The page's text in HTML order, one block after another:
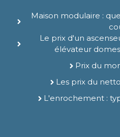
Maison modulaire :
Le prix d'un
élévateur
Prix du
Les prix du
L'enrochement :